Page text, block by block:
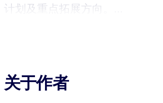
计划及重点拓展方向。...
关于作者